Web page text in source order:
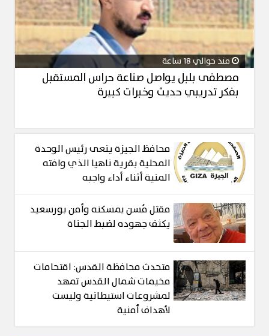
منذ حوالي 18 ساعة
مصطفى بلبل يواصل صناعة حراس المستقبل
بفكر تدريبي حديث وخبرات كبيرة
محافظ الجيزة ينعى رئيس الوحدة
المحلية بقرية ناهيا الذي وافته
المنية أثناء أداء واجبه
مقتل مُسن بمسكنه وأمن بورسعيد
يكثف جهوده لضبط الجناة
متحدث محافظة القدس: اقتحامات
مخيمات شمال القدس تمهد
لمشروعات استيطانية وليست
لأهداف أمنية